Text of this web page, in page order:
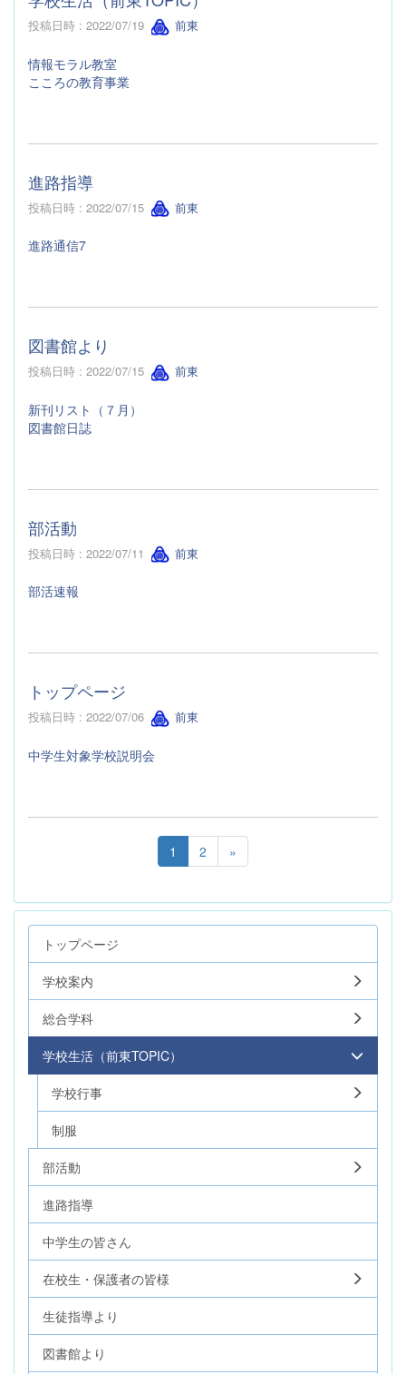
投稿日時 : 2022/07/19 前東
情報モラル教室
こころの教育事業
進路指導
投稿日時 : 2022/07/15 前東
進路通信7
図書館より
投稿日時 : 2022/07/15 前東
新刊リスト（７月）
図書館日誌
部活動
投稿日時 : 2022/07/11 前東
部活速報
トップページ
投稿日時 : 2022/07/06 前東
中学生対象学校説明会
1 2 »
トップページ
学校案内
総合学科
学校生活（前東TOPIC）
学校行事
制服
部活動
進路指導
中学生の皆さん
在校生・保護者の皆様
生徒指導より
図書館より